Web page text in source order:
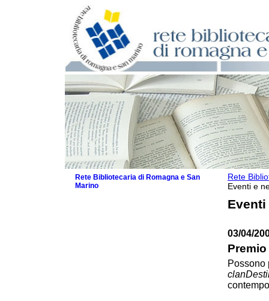
Rete
Eventi e
Eventi
03/04/
Possono
Rete Bibliotecaria di Romagna e San
Marino